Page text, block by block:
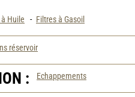
Huile - Filtres à Gasoil
réservoir
: Echappements